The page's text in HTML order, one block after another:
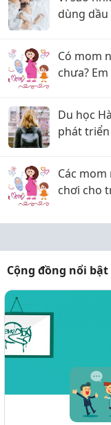
dùng
Có mom
chưa?
Du học
phát
Các
chơi cho
Cộng đồng nổi bật